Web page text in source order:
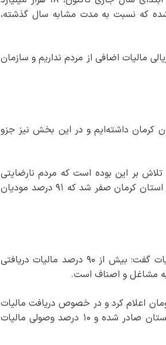
شده که نسبت به مدت مشابه سال گذشته،
مالیات اضافی از مردم نداریم و سازمان
کرمان داشته‌ایم و در این بخش نیز جزو
تلاش بر این بوده است که مردم نارضایتی
نداشته باشند تصریح کرد: سال گذشته مالیات ۴۴۲ هزار و ۷۶۵ مؤدی اصناف در استان کرمان صفر شد که ۹۱ درصد مودیان
مدیرکل امور مالیاتی کرمان درباره سهم شرکت های بزرگ استان در پرداخت مالیات گفت: بیش از ۹۰ درصد مالیات دریافتی
مشاغل و اصناف است.
کرمان در سال جاری را حدود ۷۷ هزار میلیارد تومان اعلام کرد و در خصوص دریافت مالیات
از اتباع افغان گفت: ۴۵ هزار برگ مالیاتی برای تعداد ۹ هزار نفر از اتباع افغان استان صادر شده و ۱۰ درصد وصولی مالیات